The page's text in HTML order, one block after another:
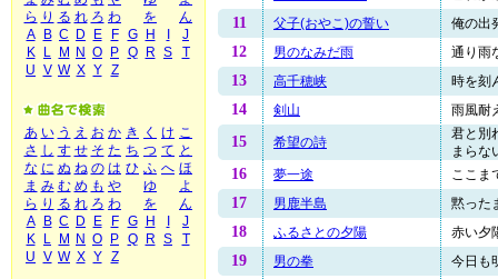
ら り る れ ろ わ を
ん
A
B C D E F G H
J
K
L M N O P Q R S
T
U V W X Y Z
あ い う え お か き く け こ
さ し す せ そ た ち つ て と
な に ぬ ね の は ひ ふ へ ほ
ま み む め も や ゆ
よ
ら り る れ ろ わ を
ん
A
B C D E F G H
J
K
L M N O P Q R S
T
U V W X Y Z
11 父子(おやこ)の誓い 俺の出
12 男のなみだ雨 通り雨
13 高千穂峡 時を刻
14 剣山 雨風耐
15 希望の詩
君と別
まらな
16 夢一途 ここま
17 男鹿半島 黙った
18 ふるさとの夕陽 赤い夕
19 男の拳 今日も